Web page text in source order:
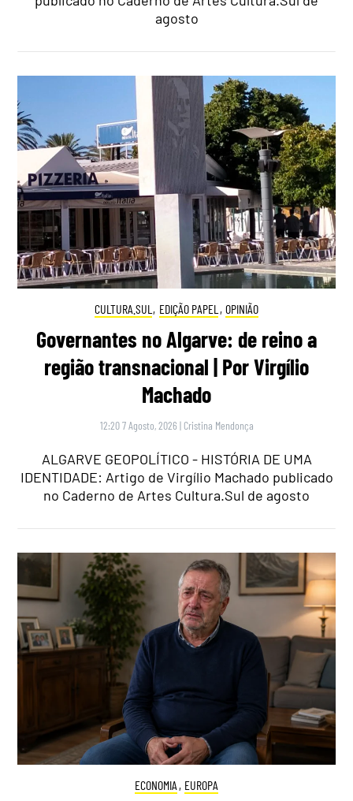
agosto
CULTURA.SUL , EDIÇÃO PAPEL , OPINIÃO
Governantes no Algarve: de reino a
região transnacional | Por Virgílio
Machado
12:20 7 Agosto, 2026 | Cristina Mendonça
ALGARVE GEOPOLÍTICO - HISTÓRIA DE UMA
IDENTIDADE: Artigo de Virgílio Machado publicado
no Caderno de Artes Cultura.Sul de agosto
ECONOMIA , EUROPA